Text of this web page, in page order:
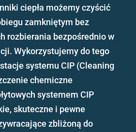
ciepła możemy czyścić
zamkniętym bez
rozbierania bezpośrednio w
Wykorzystujemy do tego
systemu CIP (Cleaning
chemiczne
systemem CIP
skuteczne i pewne
zbliżoną do